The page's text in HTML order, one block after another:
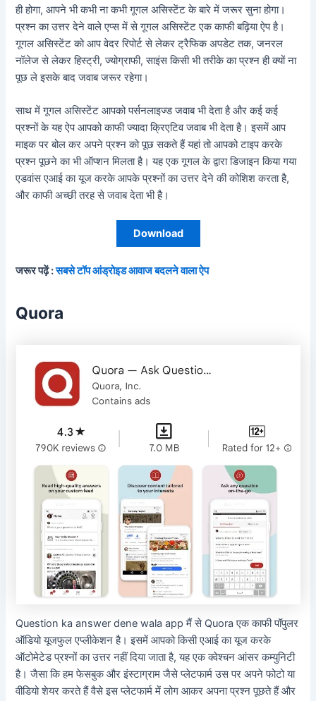
ही होगा, आपने भी कभी ना कभी गूगल असिस्टेंट के बारे में जरूर सुना होगा।
प्रश्न का उत्तर देने वाले एप्स में से गूगल असिस्टेंट एक काफी बढ़िया ऐप है।
गूगल असिस्टेंट को आप वेदर रिपोर्ट से लेकर ट्रैफिक अपडेट तक, जनरल
नॉलेज से लेकर हिस्ट्री, ज्योग्राफी, साइंस किसी भी तरीके का प्रश्न ही क्यों ना
पूछ ले इसके बाद जवाब जरूर रहेगा।
साथ में गूगल असिस्टेंट आपको पर्सनलाइज्ड जवाब भी देता है और कई कई
प्रश्नों के यह ऐप आपको काफी ज्यादा क्रिएटिव जवाब भी देता है। इसमें आप
माइक पर बोल कर अपने प्रश्न को पूछ सकते हैं यहां तो आपको टाइप करके
प्रश्न पूछने का भी ऑप्शन मिलता है। यह एक गूगल के द्वारा डिजाइन किया गया
एडवांस एआई का यूज करके आपके प्रश्नों का उत्तर देने की कोशिश करता है,
और काफी अच्छी तरह से जवाब देता भी है।
Download
जरूर पढ़ें :सबसे टॉप आंड्रोइड आवाज बदलने वाला ऐप
Quora
Question ka answer dene wala app मैं से Quora एक काफी पॉपुलर
ऑडियो यूजफुल एप्लीकेशन है। इसमें आपको किसी एआई का यूज करके
ऑटोमेटेड प्रश्नों का उत्तर नहीं दिया जाता है, यह एक क्वेश्चन आंसर कम्युनिटी
है। जैसा कि हम फेसबुक और इंस्टाग्राम जैसे प्लेटफार्म उस पर अपने फोटो या
वीडियो शेयर करते हैं वैसे इस प्लेटफार्म में लोग आकर अपना प्रश्न पूछते हैं और